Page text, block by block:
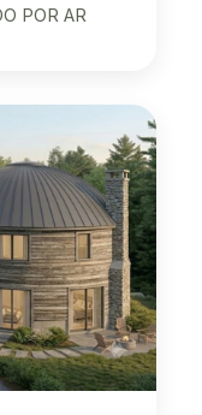
POR AR